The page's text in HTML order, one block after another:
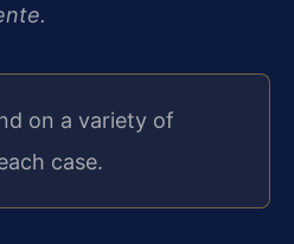
on a variety of
case.